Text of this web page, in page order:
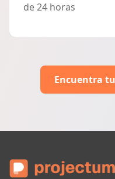
de 24 horas
Encuentra